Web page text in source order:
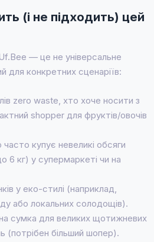
(і не підходить) цей
— це не універсальне
для конкретних сценаріїв:
zero waste, хто хоче носити з
shopper для фруктів/овочів
купує невеликі обсяги
6 кг) у супермаркеті чи на
у еко-стилі (наприклад,
або локальних солодощів).
сумка для великих щотижневих
(потрібен більший шопер).